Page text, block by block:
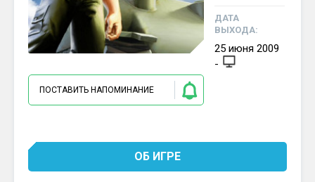
ПОСТАВИТЬ НАПОМИНАНИЕ
ДАТА
ВЫХОДА:
25 июня 2009
-
ОБ ИГРЕ